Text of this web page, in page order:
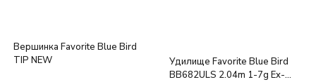
Вершинка Favorite Blue Bird
TIP NEW
Удилище Favorite Blue Bird
BB682ULS 2.04m 1-7g Ex-